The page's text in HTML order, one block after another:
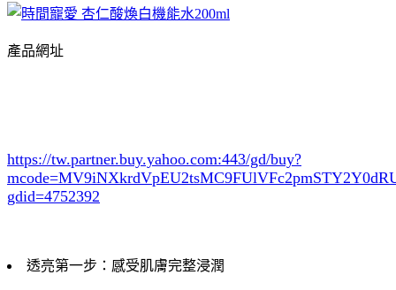
產品網址
https://tw.partner.buy.yahoo.com:443/gd/buy?
gdid=4752392
透亮第一步：感受肌膚完整浸潤